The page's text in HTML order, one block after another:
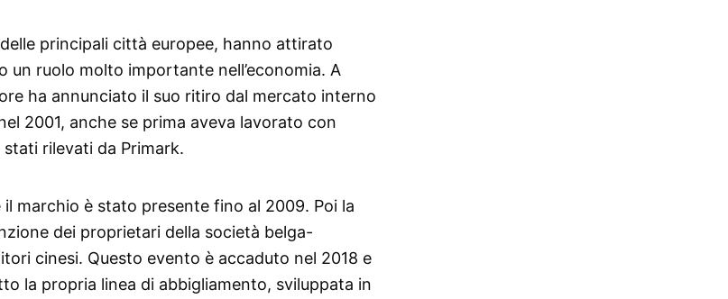
principali città europee, hanno attirato
un ruolo molto importante nell’economia. A
ha annunciato il suo ritiro dal mercato interno
2001, anche se prima aveva lavorato con
rilevati da Primark.
marchio è stato presente fino al 2009. Poi la
dei proprietari della società belga-
cinesi. Questo evento è accaduto nel 2018 e
la propria linea di abbigliamento, sviluppata in